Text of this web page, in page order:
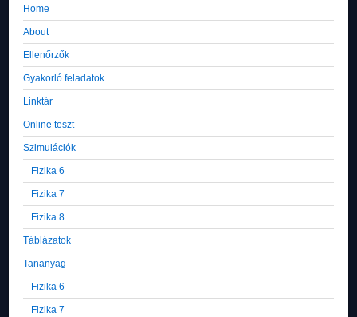
Home
About
Ellenőrzők
Gyakorló feladatok
Linktár
Online teszt
Szimulációk
Fizika 6
Fizika 7
Fizika 8
Táblázatok
Tananyag
Fizika 6
Fizika 7